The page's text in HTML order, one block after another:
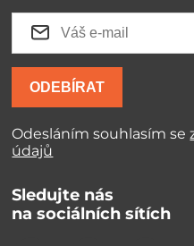
ODEBÍRAT
Odesláním souhlasím se
údajů
Sledujte nás
na sociálních sítích